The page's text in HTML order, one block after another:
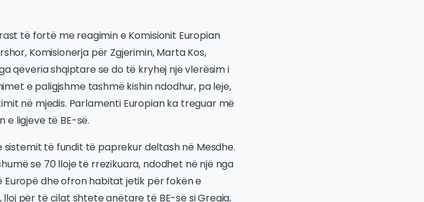
të fortë me reagimin e Komisionit Europian
Komisionerja për Zgjerimin, Marta Kos,
qeveria shqiptare se do të kryhej një vlerësim i
e paligjshme tashmë kishin ndodhur, pa leje,
në mjedis. Parlamenti Europian ka treguar më
e ligjeve të BE-së.
sistemit të fundit të paprekur deltash në Mesdhe.
se 70 lloje të rrezikuara, ndodhet në një nga
dhe ofron habitat jetik për fokën e
për të cilat shtete anëtare të BE-së si Greqia,